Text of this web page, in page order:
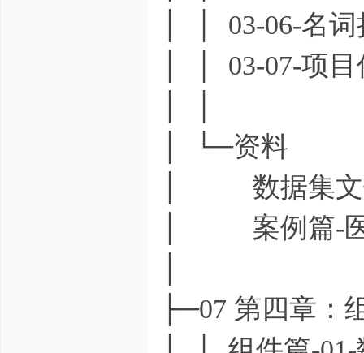
│ │ 03-06-名
│ │ 03-07-项目
│ └─资料
│ 数据集文件
│ 案例篇-医
├─07 第四章：